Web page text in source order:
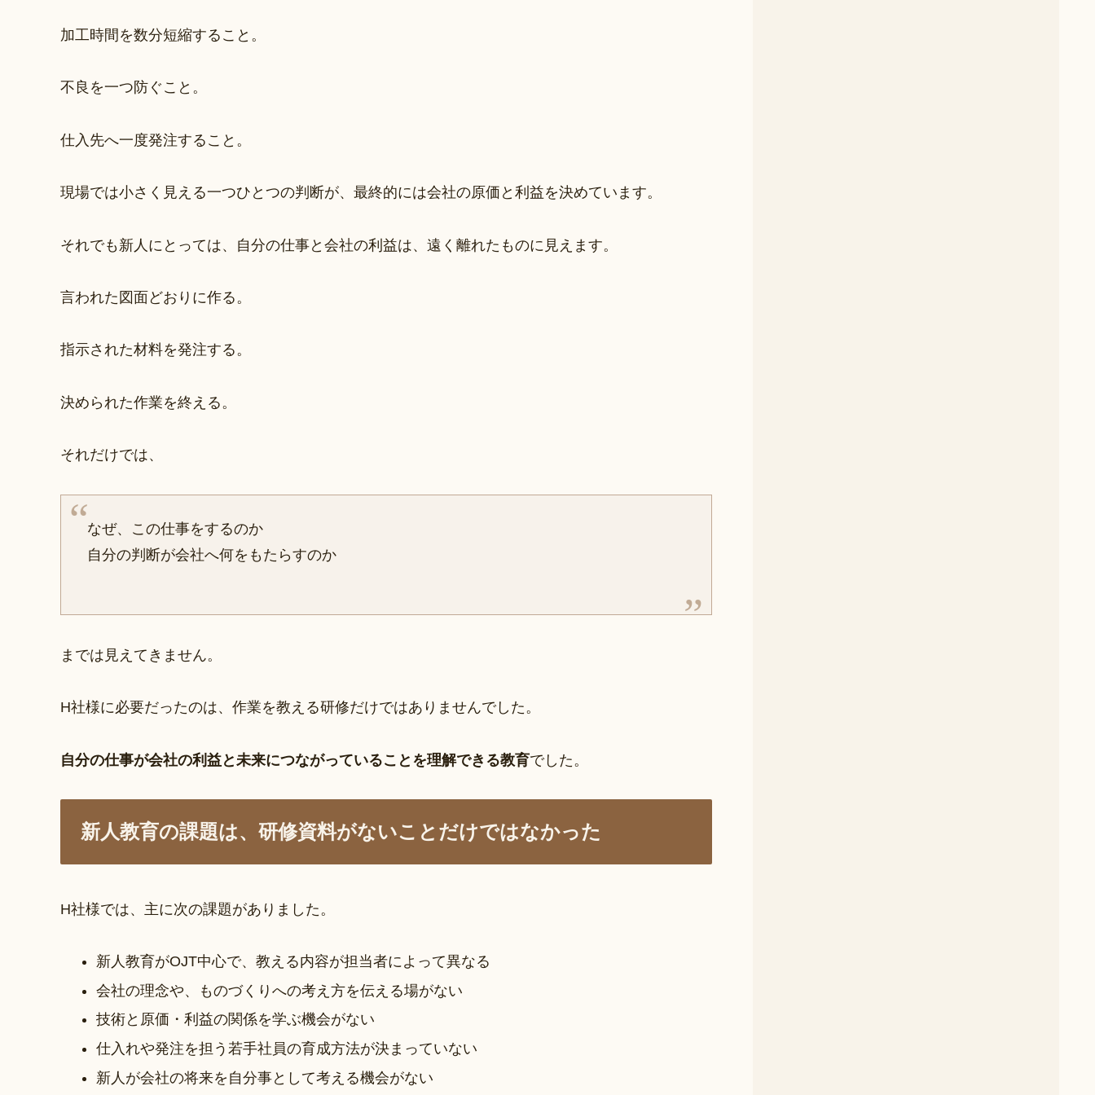
加工時間を数分短縮すること。
不良を一つ防ぐこと。
仕入先へ一度発注すること。
現場では小さく見える一つひとつの判断が、最終的には会社の原価と利益を決めています。
それでも新人にとっては、自分の仕事と会社の利益は、遠く離れたものに見えます。
言われた図面どおりに作る。
指示された材料を発注する。
決められた作業を終える。
それだけでは、
なぜ、この仕事をするのか
自分の判断が会社へ何をもたらすのか
までは見えてきません。
H社様に必要だったのは、作業を教える研修だけではありませんでした。
自分の仕事が会社の利益と未来につながっていることを理解できる教育でした。
新人教育の課題は、研修資料がないことだけではなかった
H社様では、主に次の課題がありました。
新人教育がOJT中心で、教える内容が担当者によって異なる
会社の理念や、ものづくりへの考え方を伝える場がない
技術と原価・利益の関係を学ぶ機会がない
仕入れや発注を担う若手社員の育成方法が決まっていない
新人が会社の将来を自分事として考える機会がない